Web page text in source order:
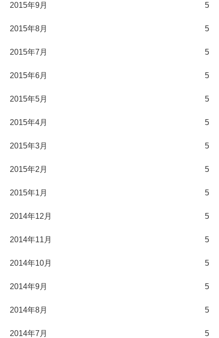
2015年9月 5
2015年8月 5
2015年7月 5
2015年6月 5
2015年5月 5
2015年4月 5
2015年3月 5
2015年2月 5
2015年1月 5
2014年12月 5
2014年11月 5
2014年10月 5
2014年9月 5
2014年8月 5
2014年7月 5